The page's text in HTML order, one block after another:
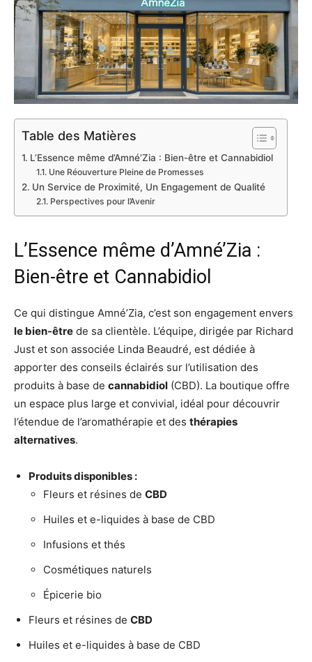
Table des Matières
L’Essence même d’Amné’Zia : Bien-être et Cannabidiol
Une Réouverture Pleine de Promesses
Un Service de Proximité, Un Engagement de Qualité
Perspectives pour l’Avenir
L’Essence même d’Amné’Zia :
Bien-être et Cannabidiol
Ce qui distingue Amné’Zia, c’est son engagement envers
le bien-être de sa clientèle. L’équipe, dirigée par Richard
Just et son associée Linda Beaudré, est dédiée à
apporter des conseils éclairés sur l’utilisation des
produits à base de cannabidiol (CBD). La boutique offre
un espace plus large et convivial, idéal pour découvrir
l’étendue de l’aromathérapie et des thérapies
alternatives.
Produits disponibles :
Fleurs et résines de CBD
Huiles et e-liquides à base de CBD
Infusions et thés
Cosmétiques naturels
Épicerie bio
Fleurs et résines de CBD
Huiles et e-liquides à base de CBD